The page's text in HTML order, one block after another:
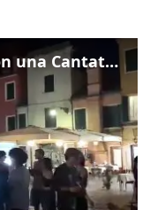
Venezia omaggia Guccini con una Cantata Anarchica in campo Santa Margherita